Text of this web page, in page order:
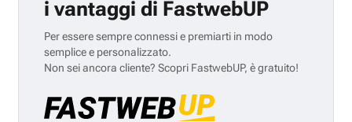
i vantaggi di FastwebUP
Per essere sempre connessi e premiarti in modo
semplice e personalizzato.
Non sei ancora cliente? Scopri FastwebUP, è gratuito!